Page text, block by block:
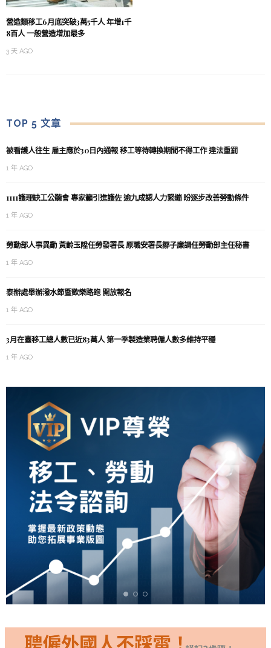
營造類移工6月底突破3萬5千人 年增1千
8百人 一般營造增加最多
3 天 AGO
TOP 5 文章
被看護人往生 雇主應於30日內通報 移工等待轉換期間不得工作 違法重罰
1 年 AGO
1111護理缺工公聽會 專家籲引進護佐 逾九成認人力緊繃 盼逐步改善勞動條件
1 年 AGO
勞動部人事異動 黃齡玉陞任勞發署長 原職安署長鄒子廉調任勞動部主任秘書
1 年 AGO
泰辦處舉辦潑水節暨歡樂路跑 開放報名
1 年 AGO
3月在臺移工總人數已近83萬人 第一季製造業聘僱人數多維持平穩
1 年 AGO